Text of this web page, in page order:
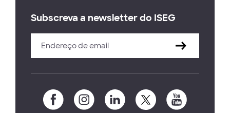
Subscreva a newsletter do ISEG